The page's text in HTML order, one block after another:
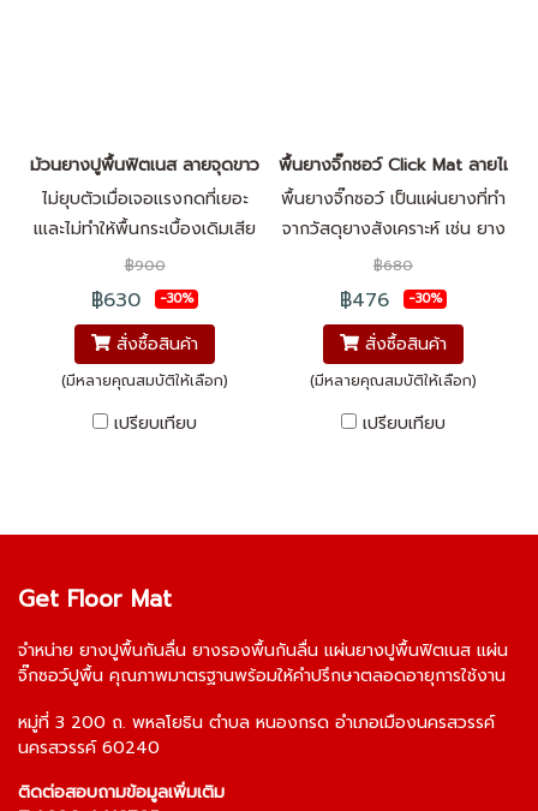
ม้วนยางปูพื้นฟิตเนส ลายจุดขาว
ไม่ยุบตัวเมื่อเจอเเรงกดที่เยอะ
เเเละไม่ทำให้พื้นกระเบื้องเดิมเสีย
หาย พื้นนุ่มสบายเท้ามาพร้อมกับ
สีสันสวยงาม สีสดสบายตา ติด
เเน่นชิดติดทุกเเผ่นนอกจากความ
เเข็งเเรง ตัวยางปูพื้นฟิตเนสยัง
มาพร้อมกับสีสันที่สวยงาม สี
สดเเละตัวพื้นยางนุ่มสะบายเท้า
฿900
฿630 -30%
สั่งซื้อสินค้า
(มีหลายคุณสมบัติให้เลือก)
เปรียบเทียบ
พื้นยางจิ๊กซอว์ Click Mat ลายไม้ ร
พื้นยางจิ๊กซอว์ เป็นแผ่นยางที่ทำ
จากวัสดุยางสังเคราะห์ เช่น ยาง
ไนไตรล์ (NBR) ขนาด 50x50
ซม. หนา 12 มิลลิเมตร
฿680
฿476 -30%
สั่งซื้อสินค้า
(มีหลายคุณสมบัติให้เลือก)
เปรียบเทียบ
Get Floor Mat
จำหน่าย ยางปูพื้นกันลื่น ยางรองพื้นกันลื่น แผ่นยางปูพื้นฟิตเนส แผ่น
จิ๊กซอว์ปูพื้น คุณภาพมาตรฐานพร้อมให้คำปรึกษาตลอดอายุการใช้งาน
หมู่ที่ 3 200 ถ. พหลโยธิน ตำบล หนองกรด อำเภอเมืองนครสวรรค์
นครสวรรค์ 60240
ติดต่อสอบถามข้อมูลเพิ่มเติม